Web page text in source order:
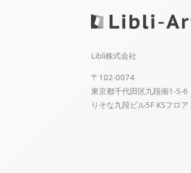
Libli株式会社
〒102-0074
東京都千代田区九段南1-5-6
りそな九段ビル5F KSフロア